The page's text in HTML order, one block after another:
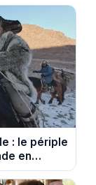
: le périple
en